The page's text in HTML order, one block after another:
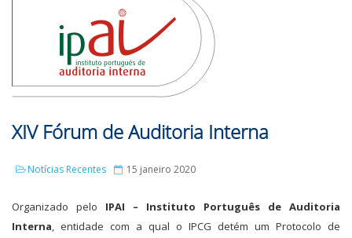
XIV Fórum de Auditoria Interna
Notícias Recentes 15 janeiro 2020
Organizado pelo IPAI – Instituto Português de Auditoria
Interna, entidade com a qual o IPCG detém um Protocolo de